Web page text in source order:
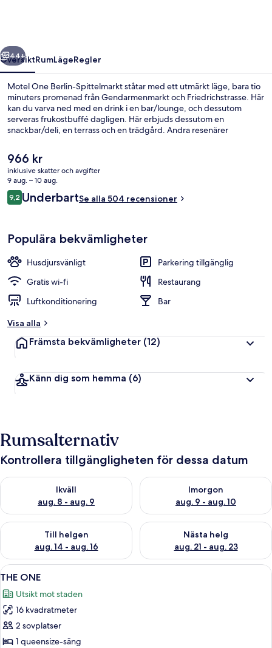
Nästa
44+
ÖversiktRumLägeRegler
Motel One Berlin-Spittelmarkt ståtar med ett utmärkt läge, bara tio
minuters promenad från Gendarmenmarkt och Friedrichstrasse. Här
kan du varva ned med en drink i en bar/lounge, och dessutom
serveras frukostbuffé dagligen. Här erbjuds dessutom en
snackbar/deli, en terrass och en trädgård. Andra resenärer
promenad från kollektivtrafik, bara några steg från Spittelmarkt U-
Bahn och till Hausvogteiplatz U-Bahn tar det 5 minuter att gå.
Det
nuvarande
priset
är
966 kr
966 kr
inklusive skatter och avgifter
9 aug. – 10 aug.
Recensioner
9,29,2 av 10,
UnderbartSe alla 504 recensioner
Populära bekvämligheter
Husdjursvänligt
Parkering tillgänglig
Gratis wi-fi
Restaurang
Luftkonditionering
Bar
Visa alla
Främsta bekvämligheter (12)
Känn dig som hemma (6)
Rumsalternativ
Kontrollera tillgängligheten för dessa datum
Ikväll
aug. 8 - aug. 9
Kontrollera tillgängligheten för ikväll aug. 8 - aug. 9
Imorgon
aug. 9 - aug. 10
Kontrollera tillgängligheten
Till helgen
aug. 14 - aug. 16
Kontrollera tillgängligheten för den här helgen aug. 14 - aug.
Nästa helg
aug. 21 - aug. 23
Kontrollera tillgängligheten
Öppna
alla
foton
för
THE
ONE
En närbild på en turkosfärgad
4
THE ONE
Utsikt mot staden
16 kvadratmeter
2 sovplatser
1 queensize-säng